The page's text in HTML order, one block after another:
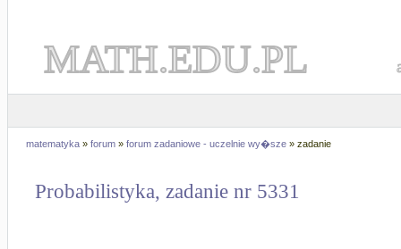
MATH.EDU.PL
matematyka » forum » forum zadaniowe - uczelnie wy�sze » zadanie
Probabilistyka, zadanie nr 5331